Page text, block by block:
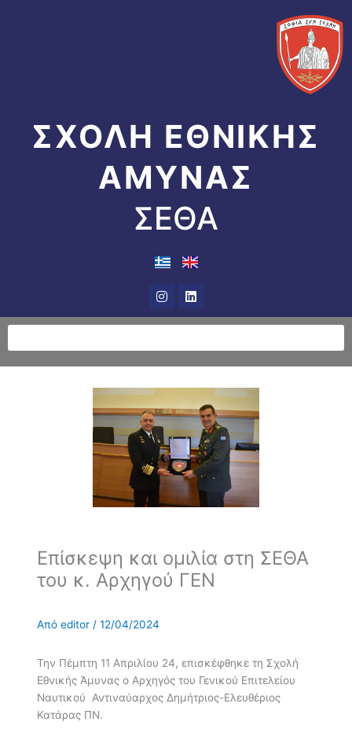
ΣΧΟΛΗ ΕΘΝΙΚΗΣ
ΑΜΥΝΑΣ
ΣΕΘΑ
InstagramLinkedin
Επίσκεψη και ομιλία στη ΣΕΘΑ
του κ. Αρχηγού ΓΕΝ
Απόeditor/12/04/2024
Την Πέμπτη 11 Απριλίου 24, επισκέφθηκε τη Σχολή
Εθνικής Άμυνας ο Αρχηγός του Γενικού Επιτελείου
Ναυτικού Αντιναύαρχος Δημήτριος-Ελευθέριος
Κατάρας ΠΝ.